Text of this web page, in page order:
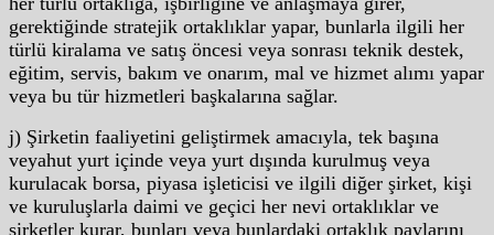
gerektiğinde stratejik ortaklıklar yapar, bunlarla ilgili her
türlü kiralama ve satış öncesi veya sonrası teknik destek,
eğitim, servis, bakım ve onarım, mal ve hizmet alımı yapar
veya bu tür hizmetleri başkalarına sağlar.
j) Şirketin faaliyetini geliştirmek amacıyla, tek başına
veyahut yurt içinde veya yurt dışında kurulmuş veya
kurulacak borsa, piyasa işleticisi ve ilgili diğer şirket, kişi
ve kuruluşlarla daimi ve geçici her nevi ortaklıklar ve
şirketler kurar, bunları veya bunlardaki ortaklık paylarını